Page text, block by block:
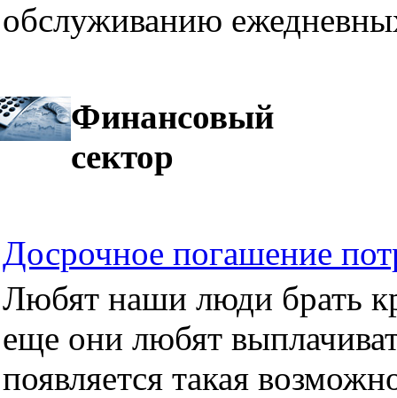
обслуживанию
Финансовый
сектор
Досрочное погашение
Любят наши люди брать
еще они любят
появляется такая